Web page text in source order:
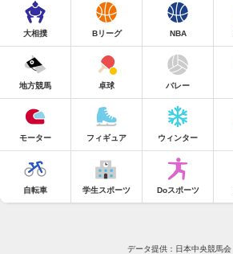
大相撲 Bリーグ NBA
地方競馬 卓球 バレー
モーター フィギュア ウィンター
自転車 学生スポーツ Doスポーツ
データ提供：日本中央競馬会